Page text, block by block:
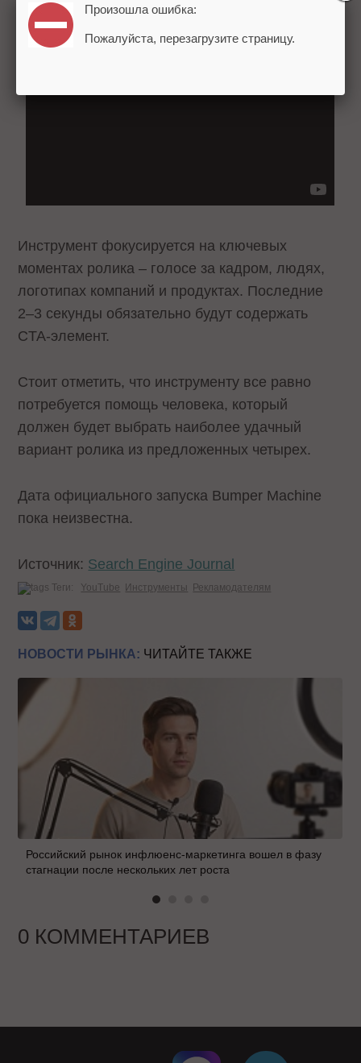
Инструмент фокусируется на ключевых
моментах ролика – голосе за кадром, людях,
логотипах компаний и продуктах. Последние
2–3 секунды обязательно будут содержать
CTA-элемент.
Стоит отметить, что инструменту все равно
потребуется помощь человека, который
должен будет выбрать наиболее удачный
вариант ролика из предложенных четырех.
Дата официального запуска Bumper Machine
пока неизвестна.
Источник: Search Engine Journal
Теги: YouTube Инструменты Рекламодателям
НОВОСТИ РЫНКА: ЧИТАЙТЕ ТАКЖЕ
Российский рынок инфлюенс-маркетинга вошел в фазу
стагнации после нескольких лет роста
0 КОММЕНТАРИЕВ
Произошла ошибка:
Пожалуйста, перезагрузите страницу.